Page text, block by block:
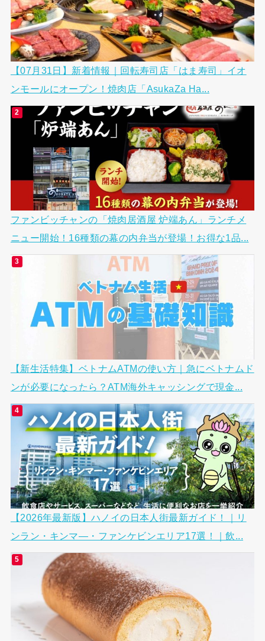
【07月31日】新着情報｜回転寿司店「はま寿司」イオ
ンモールにオープン！焼肉店「AsukaZa Ha...
ファンビッチャンの「焼肉居酒屋 炉端あん」ランチメ
ニュー開始！16種類の幕の内弁当が登場！お得な1品...
【新生活特集】ベトナムATMの使い方｜急にベトナムド
ンが必要になったら？ATM海外キャッシングで現金...
【2026年最新版】ハノイの日本人街最新ガイド！｜リ
ンラン・キンマ―・ファンケビンエリア17選！｜飲...